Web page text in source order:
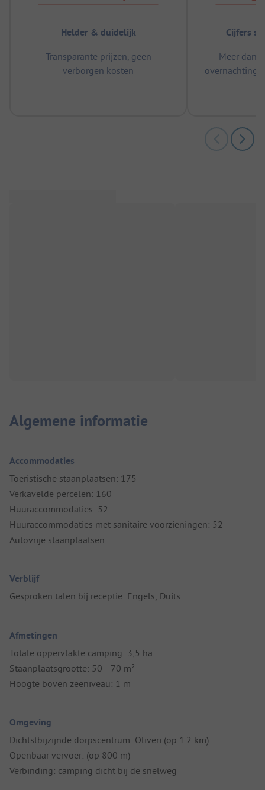
Helder & duidelijk
Transparante prijzen, geen
verborgen kosten
Cijfers
Meer dan
Algemene informatie
Accommodaties
Toeristische staanplaatsen: 175
Verkavelde percelen: 160
Huuraccommodaties: 52
Huuraccommodaties met sanitaire voorzieningen: 52
Autovrije staanplaatsen
Verblijf
Gesproken talen bij receptie: Engels, Duits
Afmetingen
Totale oppervlakte camping: 3,5 ha
Staanplaatsgrootte: 50 - 70 m²
Hoogte boven zeeniveau: 1 m
Omgeving
Dichtstbijzijnde dorpscentrum: Oliveri (op 1.2 km)
Openbaar vervoer: (op 800 m)
Verbinding: camping dicht bij de snelweg